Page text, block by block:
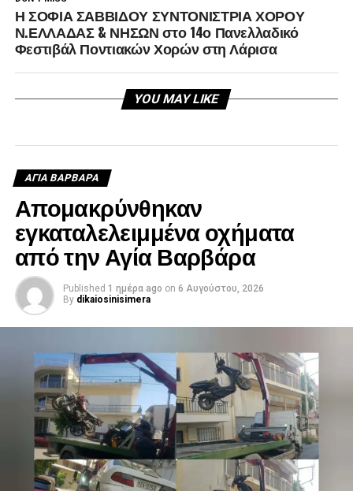
Η ΣΟΦΙΑ ΣΑΒΒΙΔΟΥ ΣΥΝΤΟΝΙΣΤΡΙΑ ΧΟΡΟΥ
Ν.ΕΛΛΑΔΑΣ & ΝΗΣΩΝ στο 14ο Πανελλαδικό
Φεστιβάλ Ποντιακών Χορών στη Λάρισα
YOU MAY LIKE
ΑΓΙΑ ΒΑΡΒΑΡΑ
Απομακρύνθηκαν
εγκαταλελειμμένα οχήματα
από την Αγία Βαρβάρα
Published 1 ημέρα ago on 6 Αυγούστου, 2026
By dikaiosinisimera